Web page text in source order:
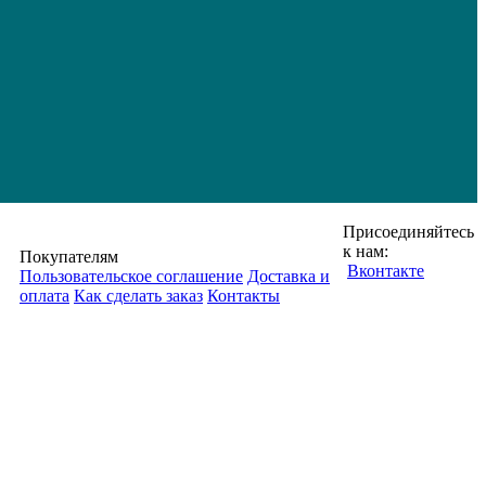
Покупателям
Пользовательское соглашение Доставка и
оплата Как сделать заказ Контакты
Присоединяйтесь
к нам:
Вконтакте